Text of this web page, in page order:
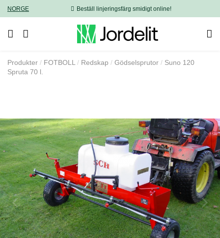
NORGE Beställ linjeringsfärg smidigt online!
Produkter FOTBOLL Redskap Gödselsprutor
Suno 120
Spruta 70 l.